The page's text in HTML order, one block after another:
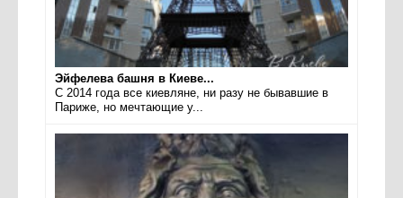
Эйфелева башня в Киеве...
С 2014 года все киевляне, ни разу не бывавшие в
Париже, но мечтающие у...